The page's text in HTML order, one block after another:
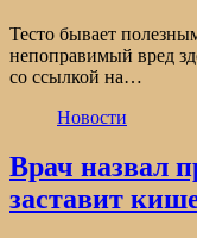
Тесто бывает
непоправимый вред
со ссылкой на…
Новости
Врач назвал
заставит